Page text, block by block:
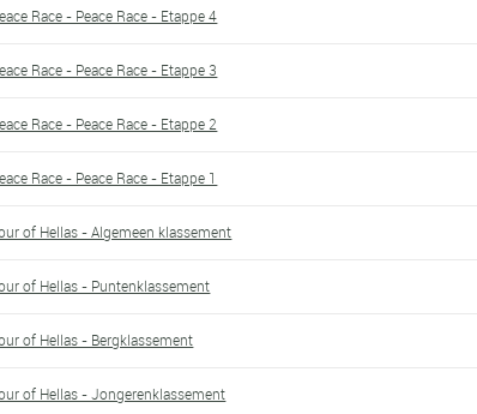
Race - Peace Race - Etappe 4
Race - Peace Race - Etappe 3
Race - Peace Race - Etappe 2
Race - Peace Race - Etappe 1
of Hellas - Algemeen klassement
of Hellas - Puntenklassement
of Hellas - Bergklassement
of Hellas - Jongerenklassement